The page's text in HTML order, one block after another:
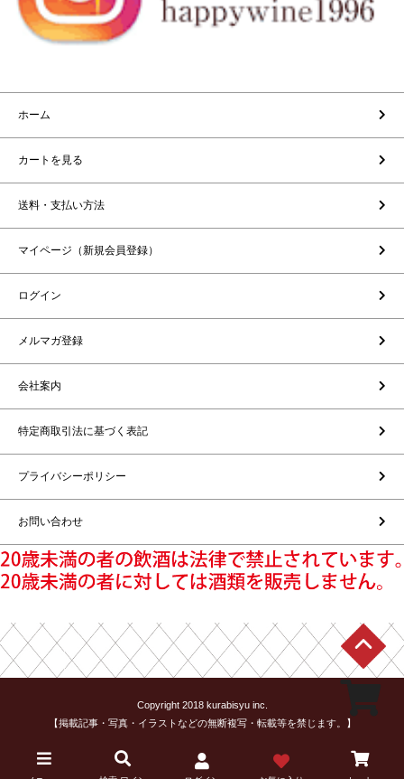
ホーム
カートを見る
送料・支払い方法
マイページ（新規会員登録）
ログイン
メルマガ登録
会社案内
特定商取引法に基づく表記
プライバシーポリシー
お問い合わせ
Copyright 2018 kurabisyu inc.
【掲載記事・写真・イラストなどの無断複写・転載等を禁じます。】